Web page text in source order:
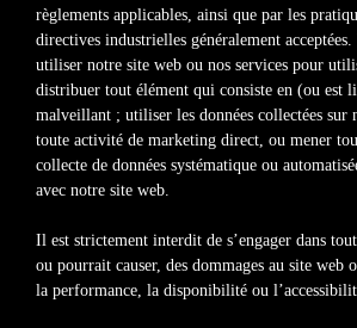
règlements applicables, ainsi que par les
directives industrielles généralement acceptées.
utiliser notre site web ou nos services pour
distribuer tout élément qui consiste en (ou est
malveillant ; utiliser les données collectées sur
toute activité de marketing direct, ou mener
collecte de données systématique ou
avec notre site web.
Il est strictement interdit de s’engager dans
ou pourrait causer, des dommages au site web
la performance, la disponibilité ou